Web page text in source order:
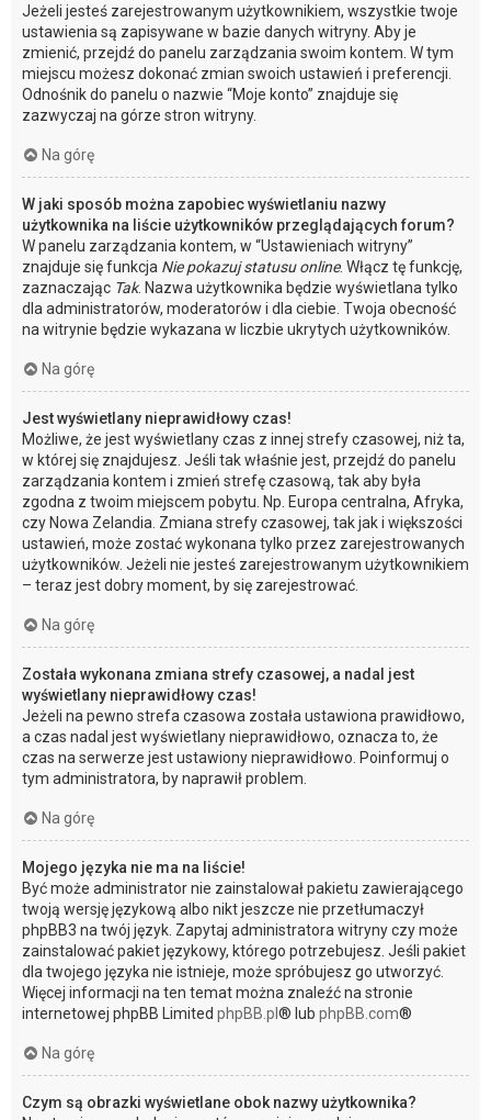
Jeżeli jesteś zarejestrowanym użytkownikiem, wszystkie twoje
ustawienia są zapisywane w bazie danych witryny. Aby je
zmienić, przejdź do panelu zarządzania swoim kontem. W tym
miejscu możesz dokonać zmian swoich ustawień i preferencji.
Odnośnik do panelu o nazwie “Moje konto” znajduje się
zazwyczaj na górze stron witryny.
Na górę
W jaki sposób można zapobiec wyświetlaniu nazwy
użytkownika na liście użytkowników przeglądających forum?
W panelu zarządzania kontem, w “Ustawieniach witryny”
znajduje się funkcja Nie pokazuj statusu online. Włącz tę funkcję,
zaznaczając Tak. Nazwa użytkownika będzie wyświetlana tylko
dla administratorów, moderatorów i dla ciebie. Twoja obecność
na witrynie będzie wykazana w liczbie ukrytych użytkowników.
Na górę
Jest wyświetlany nieprawidłowy czas!
Możliwe, że jest wyświetlany czas z innej strefy czasowej, niż ta,
w której się znajdujesz. Jeśli tak właśnie jest, przejdź do panelu
zarządzania kontem i zmień strefę czasową, tak aby była
zgodna z twoim miejscem pobytu. Np. Europa centralna, Afryka,
czy Nowa Zelandia. Zmiana strefy czasowej, tak jak i większości
ustawień, może zostać wykonana tylko przez zarejestrowanych
użytkowników. Jeżeli nie jesteś zarejestrowanym użytkownikiem
– teraz jest dobry moment, by się zarejestrować.
Na górę
Została wykonana zmiana strefy czasowej, a nadal jest
wyświetlany nieprawidłowy czas!
Jeżeli na pewno strefa czasowa została ustawiona prawidłowo,
a czas nadal jest wyświetlany nieprawidłowo, oznacza to, że
czas na serwerze jest ustawiony nieprawidłowo. Poinformuj o
tym administratora, by naprawił problem.
Na górę
Mojego języka nie ma na liście!
Być może administrator nie zainstalował pakietu zawierającego
twoją wersję językową albo nikt jeszcze nie przetłumaczył
phpBB3 na twój język. Zapytaj administratora witryny czy może
zainstalować pakiet językowy, którego potrzebujesz. Jeśli pakiet
dla twojego języka nie istnieje, może spróbujesz go utworzyć.
Więcej informacji na ten temat można znaleźć na stronie
internetowej phpBB Limited phpBB.pl ® lub phpBB.com®
Na górę
Czym są obrazki wyświetlane obok nazwy użytkownika?